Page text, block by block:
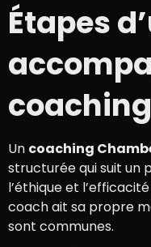
Étapes
Un coaching
structurée qui suit un
l’éthique et
coach ait sa propre
sont communes.